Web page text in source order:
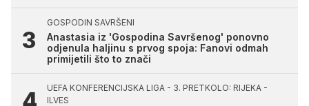
GOSPODIN SAVRŠENI
Anastasia iz 'Gospodina Savršenog' ponovno
odjenula haljinu s prvog spoja: Fanovi odmah
primijetili što to znači
UEFA KONFERENCIJSKA LIGA - 3. PRETKOLO: RIJEKA -
ILVES